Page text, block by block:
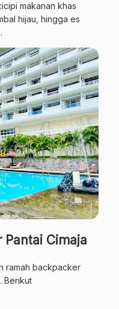
makanan khas
hijau, hingga es
Cimaja
ramah backpacker
Berikut